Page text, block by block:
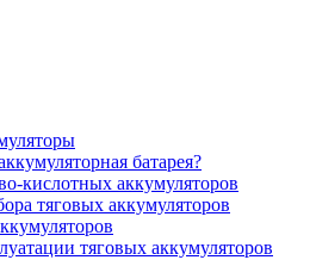
батарея?
кислотных аккумуляторов
тяговых аккумуляторов
тяговых аккумуляторов